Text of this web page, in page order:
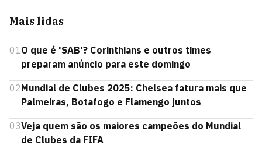
Mais lidas
01O que é 'SAB'? Corinthians e outros times
preparam anúncio para este domingo
02Mundial de Clubes 2025: Chelsea fatura mais que
Palmeiras, Botafogo e Flamengo juntos
03Veja quem são os maiores campeões do Mundial
de Clubes da FIFA